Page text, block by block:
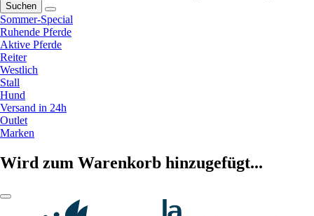
Suchen
Sommer-Special
Ruhende Pferde
Aktive Pferde
Reiter
Westlich
Stall
Hund
Versand in 24h
Outlet
Marken
Wird zum Warenkorb hinzugefügt...